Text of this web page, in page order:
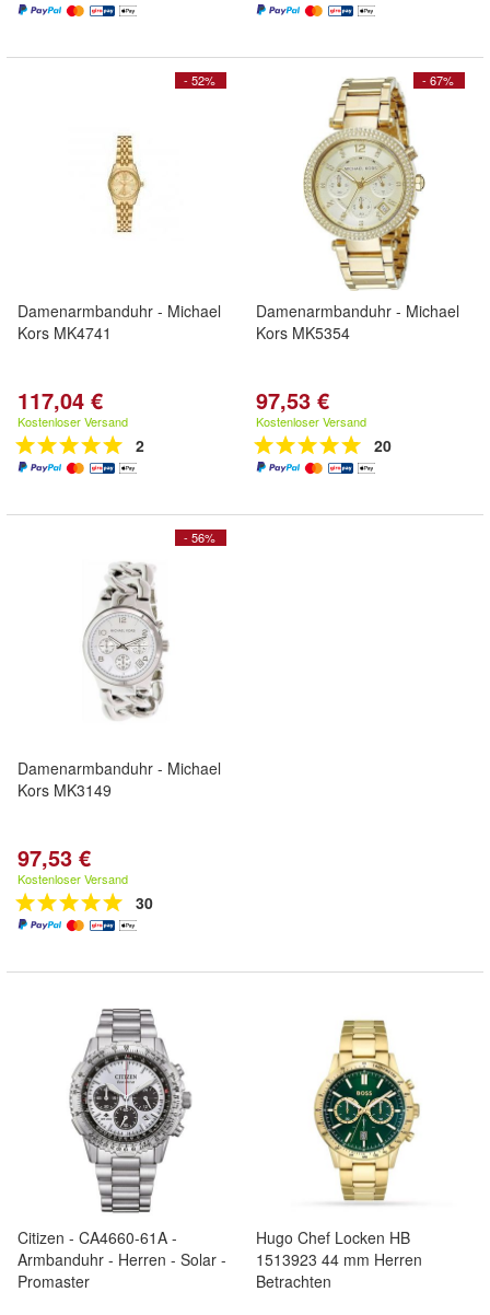
- 52%
Damenarmbanduhr - Michael
Kors MK4741
117,04 €
Kostenloser Versand
2
- 67%
Damenarmbanduhr - Michael
Kors MK5354
97,53 €
Kostenloser Versand
20
- 56%
Damenarmbanduhr - Michael
Kors MK3149
97,53 €
Kostenloser Versand
30
Citizen - CA4660-61A -
Armbanduhr - Herren - Solar -
Promaster
Hugo Chef Locken HB
1513923 44 mm Herren
Betrachten